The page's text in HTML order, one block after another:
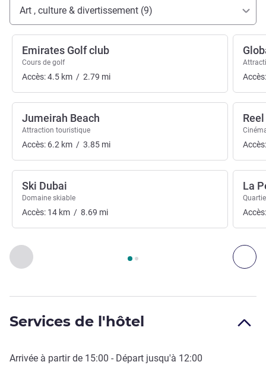
Accès et transports
Art , culture & divertissement (9)
Précédent - Art , culture & divertissement
Page , Art , culture & divertissement 1 :, Art , culture &
Emirates Golf club
Cours de golf
Accès:4.5 km / 2.79 mi
Jumeirah Beach
Attraction touristique
Accès: 6.2 km / 3.85 mi
Ski Dubai
Domaine skiable
Accès: 14 km / 8.69 mi
La
Services de l'hôtel
Arrivée à partir de 15:00 - Départ jusqu'à 12:00